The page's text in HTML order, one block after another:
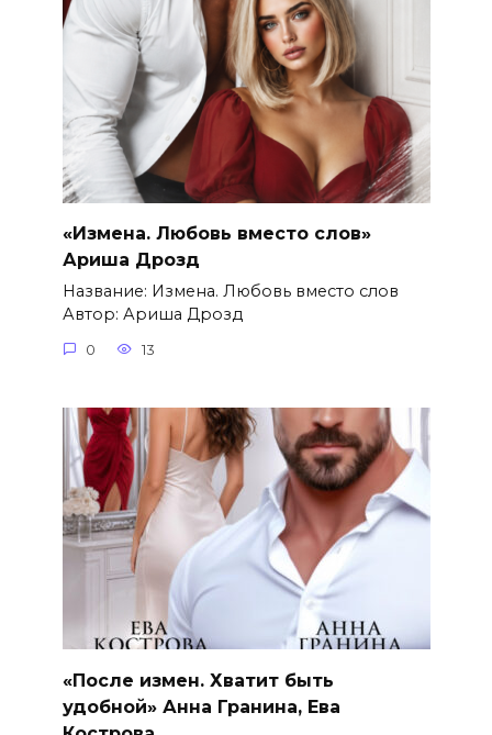
«Измена. Любовь вместо слов»
Ариша Дрозд
Название: Измена. Любовь вместо слов
Автор: Ариша Дрозд
0 13
«После измен. Хватит быть
удобной» Анна Гранина, Ева